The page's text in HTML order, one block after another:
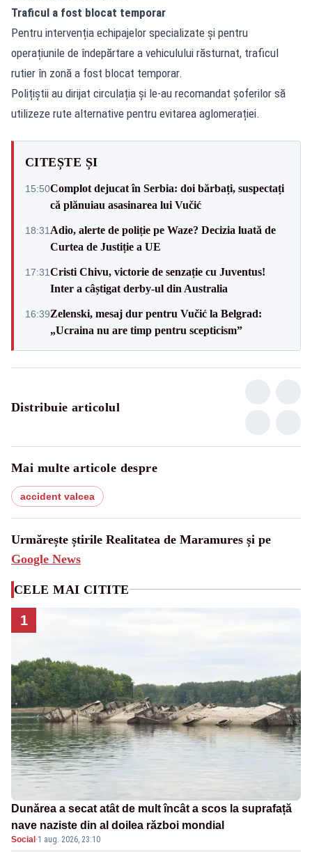
Traficul a fost blocat temporar
Pentru intervenția echipajelor specializate și pentru
operațiunile de îndepărtare a vehiculului răsturnat, traficul
rutier în zonă a fost blocat temporar.
Polițiștii au dirijat circulația și le-au recomandat șoferilor să
utilizeze rute alternative pentru evitarea aglomerației.
CITEȘTE ȘI
15:50Complot dejucat în Serbia: doi bărbați, suspectați
că plănuiau asasinarea lui Vučić
18:31 Adio, alerte de poliție pe Waze? Decizia luată de
Curtea de Justiție a UE
17:31Cristi Chivu, victorie de senzație cu Juventus!
Inter a câștigat derby-ul din Australia
16:39Zelenski, mesaj dur pentru Vučić la Belgrad:
„Ucraina nu are timp pentru scepticism”
Distribuie articolul
Mai multe articole despre
accident valcea
Urmărește știrile Realitatea de Maramures și pe
Google News
CELE MAI CITITE
1
Dunărea a secat atât de mult încât a scos la suprafață
nave naziste din al doilea război mondial
Social ·1 aug. 2026, 23:10